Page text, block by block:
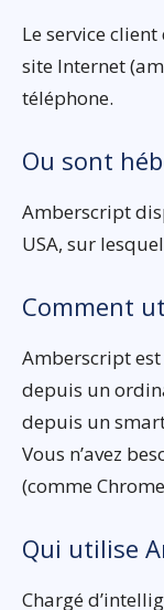
Le service
site Internet
téléphone.
Ou sont
Amberscript
USA, sur
Comment
Amberscript est
depuis un
depuis un
Vous n’avez
(comme
Qui utilise
Chargé